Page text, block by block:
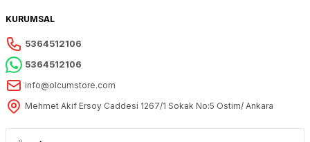
KURUMSAL
5364512106
5364512106
info@olcumstore.com
Mehmet Akif Ersoy Caddesi 1267/1 Sokak No:5 Ostim/ Ankara